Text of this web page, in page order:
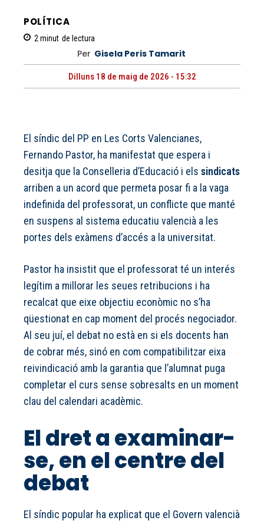
POLÍTICA
2 minut de lectura
Per Gisela Peris Tamarit
Dilluns 18 de maig de 2026 - 15:32
El síndic del PP en Les Corts Valencianes,
Fernando Pastor, ha manifestat que espera i
desitja que la Conselleria d’Educació i els sindicats
arriben a un acord que permeta posar fi a la vaga
indefinida del professorat, un conflicte que manté
en suspens al sistema educatiu valencià a les
portes dels exàmens d’accés a la universitat.
Pastor ha insistit que el professorat té un interés
legítim a millorar les seues retribucions i ha
recalcat que eixe objectiu econòmic no s’ha
qüestionat en cap moment del procés negociador.
Al seu juí, el debat no està en si els docents han
de cobrar més, sinó en com compatibilitzar eixa
reivindicació amb la garantia que l’alumnat puga
completar el curs sense sobresalts en un moment
clau del calendari acadèmic.
El dret a examinar-
se, en el centre del
debat
El síndic popular ha explicat que el Govern valencià